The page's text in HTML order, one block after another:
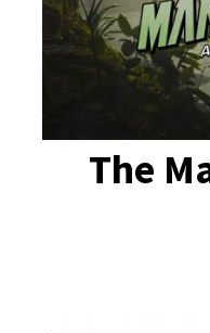
The